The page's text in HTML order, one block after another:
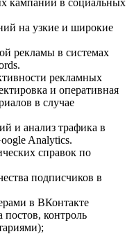
на узкие и широкие
рекламы в системах
рекламных
и оперативная
в случае
и анализ трафика в
Analytics.
справок по
подписчиков в
в ВКонтакте
контроль